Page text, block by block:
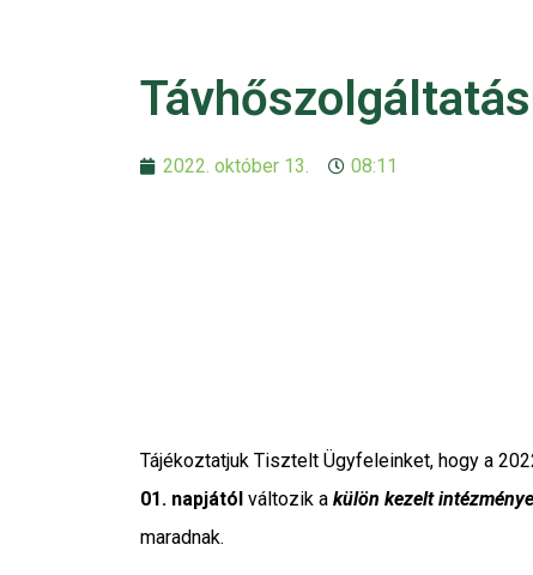
2022. október 13. 08:11
Tájékoztatjuk Tisztelt Ügyfeleinket, hogy a
01. napjától változik a külön kezelt
maradnak.